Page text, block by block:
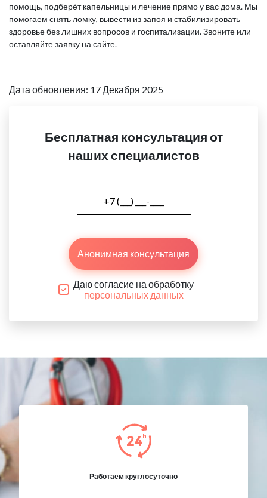
помощь, подберёт капельницы и лечение прямо у вас дома. Мы
помогаем снять ломку, вывести из запоя и стабилизировать
здоровье без лишних вопросов и госпитализации. Звоните или
оставляйте заявку на сайте.
Дата обновления: 17 Декабря 2025
Бесплатная консультация от
наших специалистов
Анонимная консультация
Даю согласие на обработку
персональных данных
Работаем круглосуточно